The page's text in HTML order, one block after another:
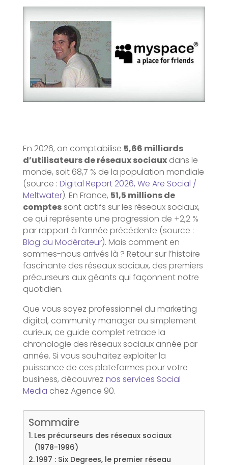
En 2026, on comptabilise 5,66 milliards
d’utilisateurs de réseaux sociauxdans le
monde, soit 68,7 % de la population mondiale
(source : Digital Report 2026, We Are Social /
Meltwater). En France, 51,5 millions de
comptessont actifs sur les réseaux sociaux,
ce qui représente une progression de +2,2 %
par rapport à l’année précédente (source :
Blog du Modérateur). Mais comment en
sommes-nous arrivés là ? Retour sur l’histoire
fascinante des réseaux sociaux, des premiers
précurseurs aux géants qui façonnent notre
quotidien.
Que vous soyez professionnel du marketing
digital, community manager ou simplement
curieux, ce guide complet retrace la
chronologie des réseaux sociaux année par
année. Si vous souhaitez exploiter la
puissance de ces plateformes pour votre
business, découvrez nos services Social
Media chez Agence 90.
Sommaire
Les précurseurs des réseaux sociaux
(1978-1996)
1997 : Six Degrees, le premier réseau